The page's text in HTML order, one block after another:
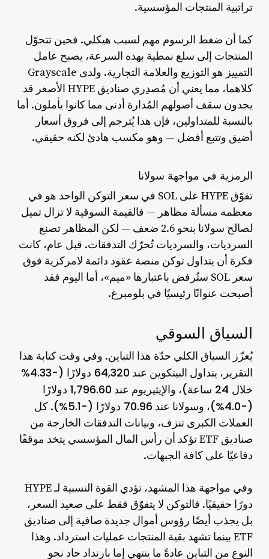
تراتبية المنتجات المؤسسية.
كما أن ضغط الرسوم مهم لسبب هيكلي. فحين تتحوّل
المنتجات إلى سلع نمطية بهذه السرعة، يصبح عامل
التمييز هو التوزيع والعلامة التجارية. ولدى Grayscale
كلاهما، مما يعني أن مُصدِري صناديق HYPE الأصغر قد
يجدون سقف أصولهم المُدارة أدنى مما كانوا يأملون. أما
بالنسبة للمتداولين، فإن هذا يُترجم إلى فروق أسعار
أضيق وتتبع أفضل — وهو مكسب هادئ لكنه حقيقي.
الرمزية في مواجهة سولانا
تفوّق HYPE على SOL في سعر التوكن الواحد هو في
معظمه مسألة مظاهر — فالقيمة السوقية لا تزال تميل
لصالح سولانا بنحو 2.6 ضعف — لكن المظاهر تصنع
السرديات، والسرديات تُحرّك التدفقات. قبل عام، كانت
فكرة أن يتداول توكن منصة عقود دائمة لامركزية فوق
سعر SOL ستُرفض باعتبارها «ميم»، أما اليوم فقد
أصبحت عنوانًا رئيسيًا في بلومبرغ.
السياق السوقي
يُعزّز السياق الكلي حدّة هذا التباين. وفي وقت كتابة هذا
التقرير، يتداول البيتكوين عند
64,320 دولارًا (-4.33%
خلال 24 ساعة)
، والإيثيريوم عند
1,796.60 دولارًا
(-4.0%)
، وسولانا عند 70.96 دولارًا (-5.1%)
. كل
العملات الكبرى تنزف، وبيانات التدفقات الخارجة من
صناديق ETF تؤكد أن رأس المال المؤسسي يتخذ موقفًا
دفاعيًا على كافة الجبهات.
وفي مواجهة هذا المشهد، تؤدي القوة النسبية لـ HYPE
دورًا حقيقيًا. فالتوكن لا يتفوّق فقط على صعيد السعر،
بل يجذب أيضًا رؤوس أموال جديدة صافية إلى صناديق
ETF بينما تشهد بقية المنتجات عمليات استرداد. وهذا
النوع من التباين عادةً ما ينتهي إما بارتداد حاد نحو